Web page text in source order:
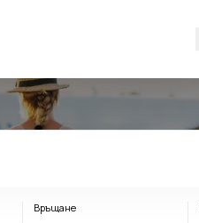
Връщане